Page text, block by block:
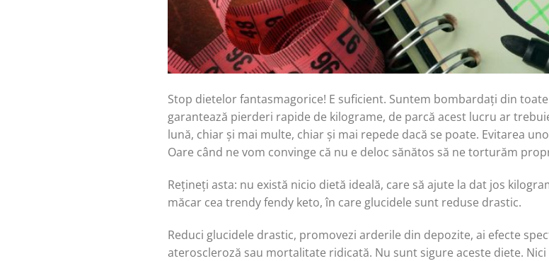
Stop dietelor fantasmagorice! E suficient. Suntem bombardați din
garantează pierderi rapide de kilograme, de parcă acest lucru ar
lună, chiar și mai multe, chiar și mai repede dacă se poate. Evitarea
Oare când ne vom convinge că nu e deloc sănătos să ne torturăm
Rețineți asta: nu există nicio dietă ideală, care să ajute la dat jos
măcar cea trendy fendy keto, în care glucidele sunt reduse drastic.
Reduci glucidele drastic, promovezi arderile din depozite, ai efecte
ateroscleroză sau mortalitate ridicată. Nu sunt sigure aceste diete. Nici